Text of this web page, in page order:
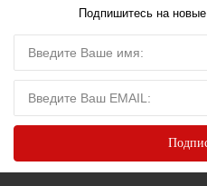
Подпишитесь на